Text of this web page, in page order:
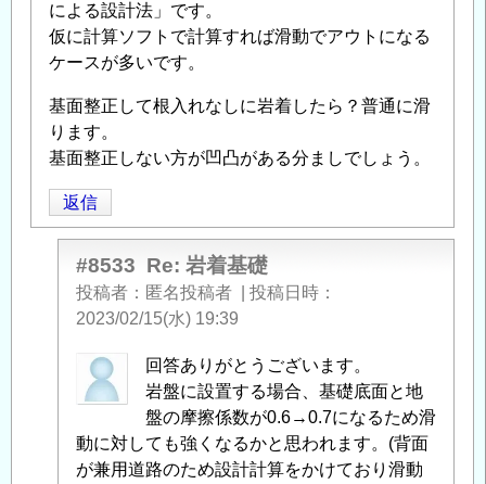
による設計法」です。
仮に計算ソフトで計算すれば滑動でアウトになる
ケースが多いです。
基面整正して根入れなしに岩着したら？普通に滑
ります。
基面整正しない方が凹凸がある分ましでしょう。
返信
#8533 Re: 岩着基礎
投稿者 匿名投稿者
投稿日時
2023/02/15(水) 19:39
匿
名
稿
者
回答ありがとうございます。
岩盤に設置する場合、基礎底面と地
盤の摩擦係数が0.6→0.7になるため滑
動に対しても強くなるかと思われます。(背面
が兼用道路のため設計計算をかけており滑動